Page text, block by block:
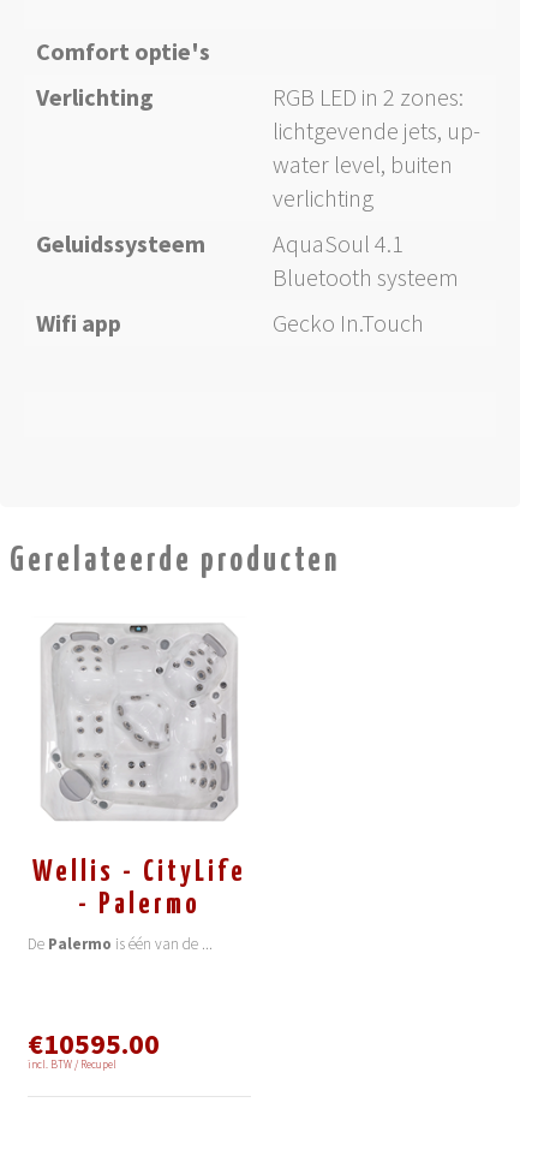
Comfort optie's
Verlichting
RGB LED in 2 zones:
lichtgevende jets, up-
water level, buiten
verlichting
Geluidssysteem
AquaSoul 4.1
Bluetooth systeem
Wifi app
Gecko In.Touch
Gerelateerde producten
Wellis - CityLife
- Palermo
De Palermo is één van de ...
€10595.00
incl. BTW / Recupel